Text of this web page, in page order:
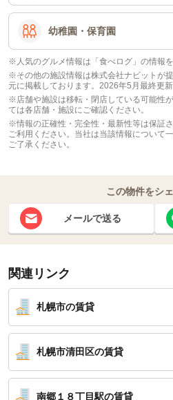
幼稚園・保育園
※人気のグルメ情報は「食べログ」の情報
※その他の施設情報は株式会社ナビットが
元に掲載しております。2026年5月最終更新
※店舗や施設は移転・閉店している可能性
ては各店舗・施設にご確認ください。
※情報の正確性・完全性・最新性等は保証
ご利用ください。当社は当該情報について
ご了承ください。
この物件をシ
メールで送る
関連リンク
札幌市の賃貸
札幌市清田区の賃貸
南郷１８丁目駅の賃貸